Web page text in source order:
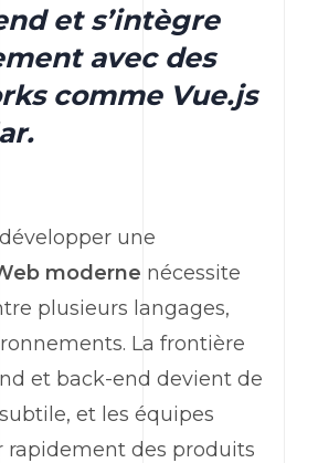
et s’intègre
avec des
comme Vue.js
une
moderne nécessite
plusieurs langages,
La frontière
et back-end devient de
et les équipes
rapidement des produits